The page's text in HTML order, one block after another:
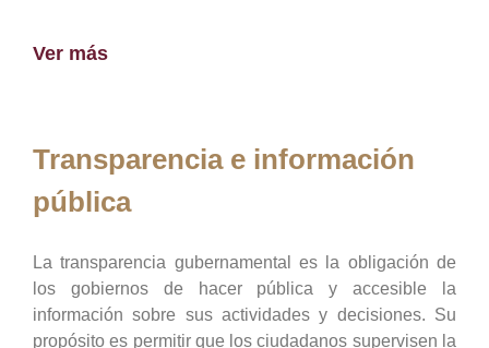
Ver más
Transparencia e información
pública
La transparencia gubernamental es la obligación de
los gobiernos de hacer pública y accesible la
información sobre sus actividades y decisiones. Su
propósito es permitir que los ciudadanos supervisen la